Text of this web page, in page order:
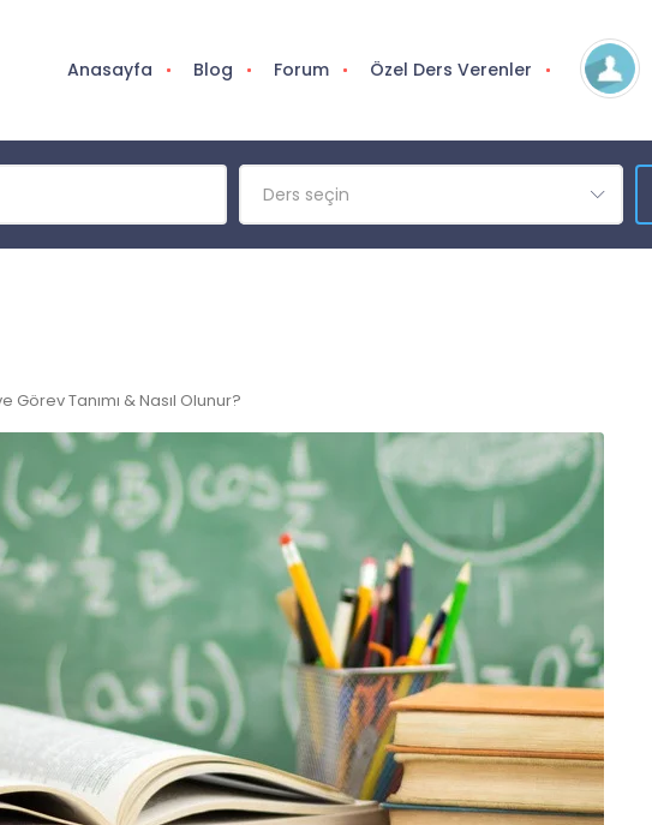
Anasayfa Blog Forum Özel Ders Verenler
Ders seçin
Görev Tanımı & Nasıl Olunur?